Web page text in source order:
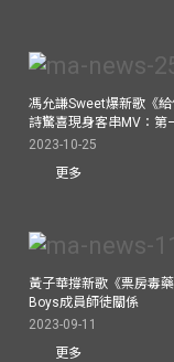
馮允謙Sweet爆新歌《
詩驚喜現身客串MV：第
2023-10-25
更多
黃子華撐新歌《票房毒
Boys成員師徒關係
2023-09-11
更多